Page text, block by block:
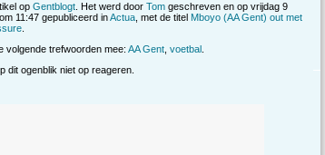
op Gentblogt . Het werd door Tom geschreven en op vrijdag 9
11:47 gepubliceerd inActua , met de titel Mboyo (AA Gent) out met
volgende trefwoorden mee: AA Gent voetbal
dit ogenblik niet op reageren.